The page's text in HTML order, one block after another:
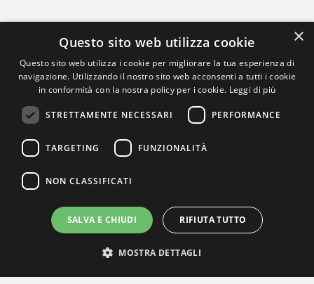
×
Questo sito web utilizza cookie
Questo sito web utilizza i cookie per migliorare la tua esperienza di
navigazione. Utilizzando il nostro sito web acconsenti a tutti i cookie
in conformità con la nostra policy per i cookie. Leggi di più
STRETTAMENTE NECESSARI PERFORMANCE
TARGETING FUNZIONALITÀ
NON CLASSIFICATI
SALVA E CHIUDI RIFIUTA TUTTO
MOSTRA DETTAGLI